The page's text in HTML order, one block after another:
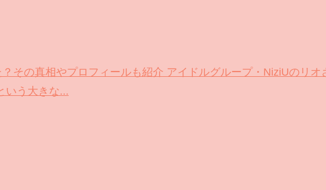
その真相やプロフィールも紹介 アイドルグループ・NiziUのリ
いう大きな...